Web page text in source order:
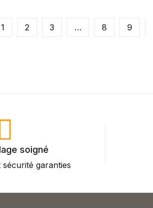
1 2 3 … 8 9
soigné
garanties